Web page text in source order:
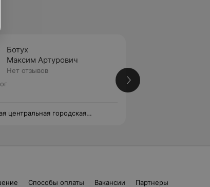
Ботух
Максим Артурович
Нет отзывов
центральная городская
Способы оплаты Вакансии
Партнеры